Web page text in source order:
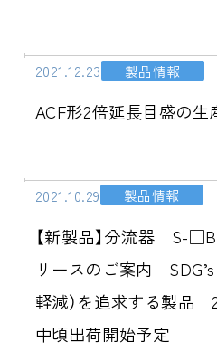
2021.12.23 製品情報
ACF形2倍延長目盛の生
2021.10.29 製品情報
【新製品】分流器 S-
リースのご案内 SDG’s
軽減）を追求する製品
中頃出荷開始予定